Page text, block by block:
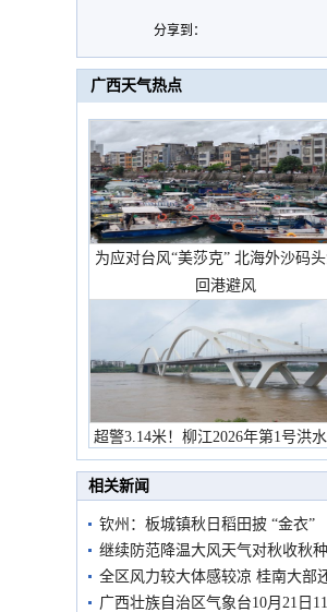
分享到：
广西天气热点
为应对台风“美莎克” 北海外沙码
回港避风
超警3.14米！柳江2026年第1号洪
市民在堤岸见证汛况
相关新闻
钦州：板城镇秋日稻田披 “金衣”
继续防范降温大风天气对秋收秋
全区风力较大体感较凉 桂南大部
广西壮族自治区气象台10月21日